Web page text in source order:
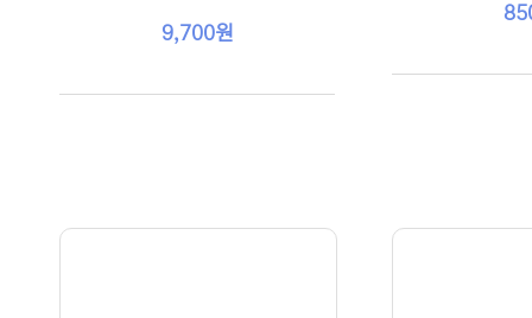
9,700원